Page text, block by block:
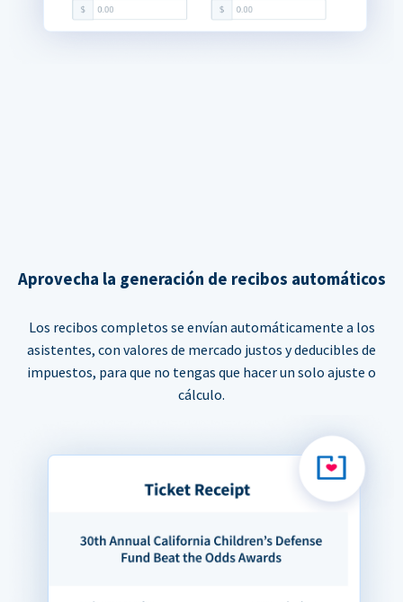
Aprovecha la generación de recibos automáticos
Los recibos completos se envían automáticamente a los
asistentes, con valores de mercado justos y deducibles de
impuestos, para que no tengas que hacer un solo ajuste o
cálculo.